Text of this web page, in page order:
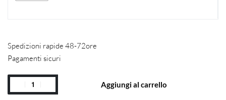
Spedizioni rapide 48-72ore
Pagamenti sicuri
Aggiungi al carrello